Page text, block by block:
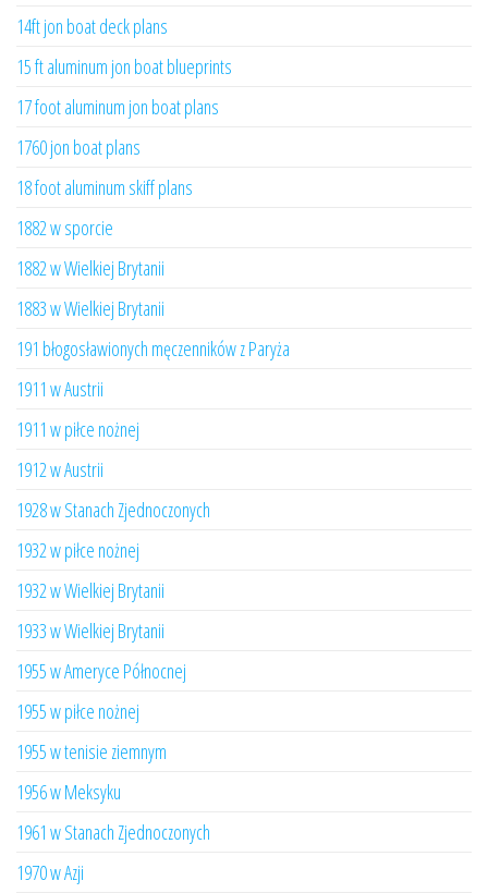
14ft jon boat deck plans
15 ft aluminum jon boat blueprints
17 foot aluminum jon boat plans
1760 jon boat plans
18 foot aluminum skiff plans
1882 w sporcie
1882 w Wielkiej Brytanii
1883 w Wielkiej Brytanii
191 błogosławionych męczenników z Paryża
1911 w Austrii
1911 w piłce nożnej
1912 w Austrii
1928 w Stanach Zjednoczonych
1932 w piłce nożnej
1932 w Wielkiej Brytanii
1933 w Wielkiej Brytanii
1955 w Ameryce Północnej
1955 w piłce nożnej
1955 w tenisie ziemnym
1956 w Meksyku
1961 w Stanach Zjednoczonych
1970 w Azji